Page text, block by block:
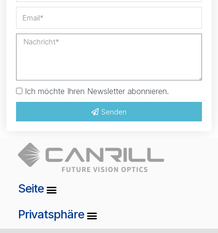
Ich möchte Ihren Newsletter abonnieren.
Senden
Seite
Privatsphäre